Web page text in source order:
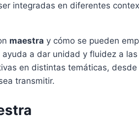
integradas en diferentes
maestra y cómo se pueden
a dar unidad y fluidez a
en distintas temáticas,
transmitir.